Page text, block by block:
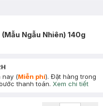
Ngẫu Nhiên) 140g
nay (Miễn phí). Đặt hàng trong
thanh toán. Xem chi tiết